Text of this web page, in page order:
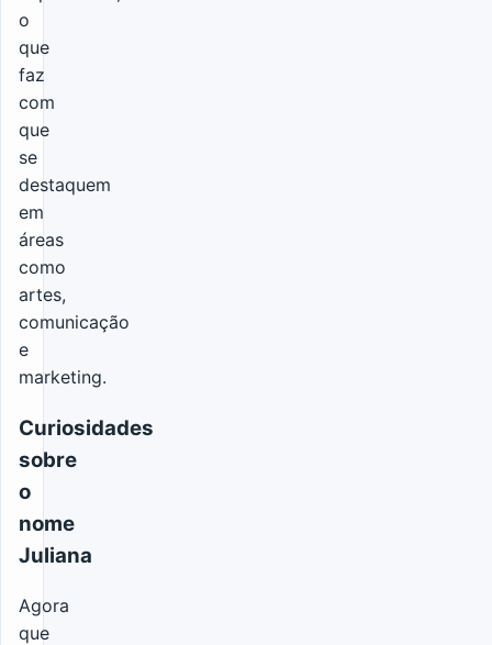
o
que
faz
com
que
se
destaquem
em
áreas
como
artes,
comunicação
e
marketing.
Curiosidades
sobre
o
nome
Juliana
Agora
que